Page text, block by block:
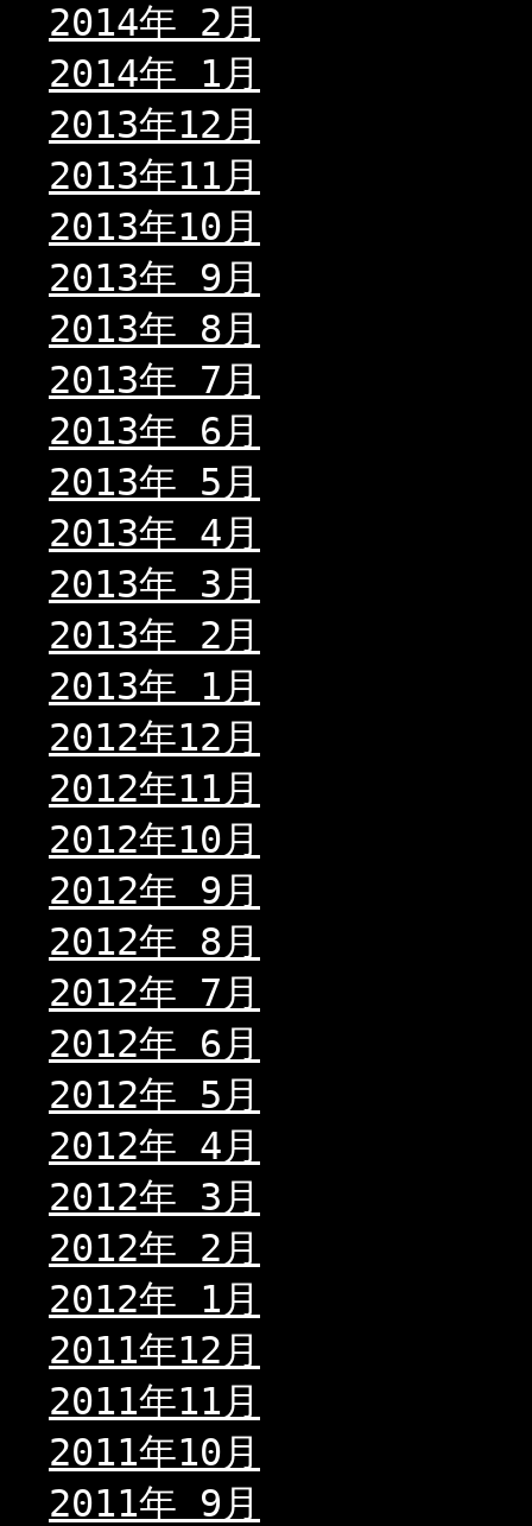
2014年 2月
2014年 1月
2013年12月
2013年11月
2013年10月
2013年 9月
2013年 8月
2013年 7月
2013年 6月
2013年 5月
2013年 4月
2013年 3月
2013年 2月
2013年 1月
2012年12月
2012年11月
2012年10月
2012年 9月
2012年 8月
2012年 7月
2012年 6月
2012年 5月
2012年 4月
2012年 3月
2012年 2月
2012年 1月
2011年12月
2011年11月
2011年10月
2011年 9月